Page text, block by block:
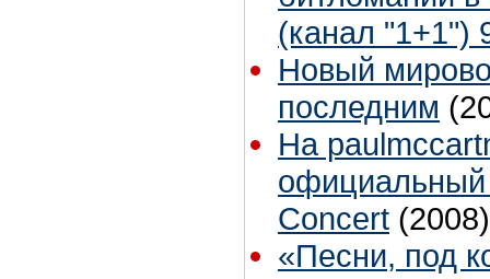
(канал "1+1")
Новый
последним
На
официальный
Concert (2008)
«Песни, под